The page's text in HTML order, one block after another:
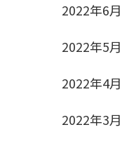
2022年6月
2022年5月
2022年4月
2022年3月